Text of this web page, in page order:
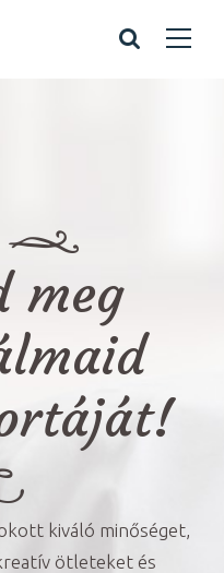
meg
kiváló minőséget,
ötleteket és